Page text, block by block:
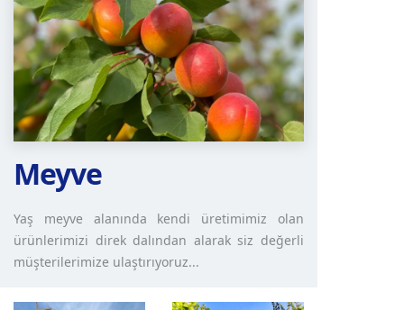
Meyve
Yaş meyve alanında kendi üretimimiz olan
ürünlerimizi direk dalından alarak siz değerli
müşterilerimize ulaştırıyoruz...